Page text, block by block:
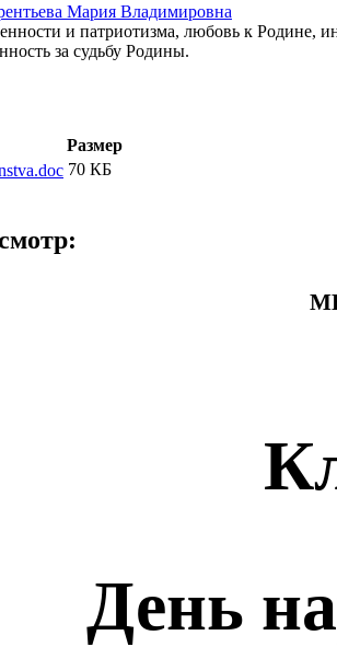
Мария Владимировна
и патриотизма, любовь к Родине,
за судьбу Родины.
Размер
70 КБ
День